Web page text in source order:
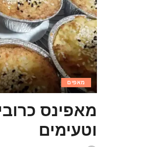
מאפים
מאפינס
וטעימים